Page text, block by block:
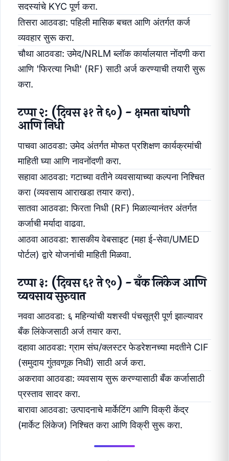
सदस्यांचे KYC पूर्ण करा.
तिसरा आठवडा: पहिली मासिक बचत आणि अंतर्गत कर्ज
व्यवहार सुरू करा.
चौथा आठवडा: उमेद/NRLM ब्लॉक कार्यालयात नोंदणी करा
आणि 'फिरत्या निधी' (RF) साठी अर्ज करण्याची तयारी सुरू
करा.
टप्पा २: (दिवस ३१ ते ६०) - क्षमता बांधणी
आणि निधी
पाचवा आठवडा: उमेद अंतर्गत मोफत प्रशिक्षण कार्यक्रमांची
माहिती घ्या आणि नावनोंदणी करा.
सहावा आठवडा: गटाच्या वतीने व्यवसायाच्या कल्पना निश्चित
करा (व्यवसाय आराखडा तयार करा).
सातवा आठवडा: फिरता निधी (RF) मिळाल्यानंतर अंतर्गत
कर्जाची मर्यादा वाढवा.
आठवा आठवडा: शासकीय वेबसाइट (महा ई-सेवा/UMED
पोर्टल) द्वारे योजनांची माहिती मिळवा.
टप्पा ३: (दिवस ६१ ते ९०) - बँक लिंकेज आणि
व्यवसाय सुरुवात
नववा आठवडा: ६ महिन्यांची यशस्वी पंचसूत्री पूर्ण झाल्यावर
बँक लिंकेजसाठी अर्ज तयार करा.
दहावा आठवडा: ग्राम संघ/क्लस्टर फेडरेशनच्या मदतीने CIF
(समुदाय गुंतवणूक निधी) साठी अर्ज करा.
अकरावा आठवडा: व्यवसाय सुरू करण्यासाठी बँक कर्जासाठी
प्रस्ताव सादर करा.
बारावा आठवडा: उत्पादनाचे मार्केटिंग आणि विक्री केंद्र
(मार्केट लिंकेज) निश्चित करा आणि विक्री सुरू करा.